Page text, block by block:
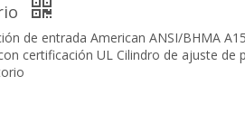
de entrada American ANSI/BHMA
certificación UL Cilindro de ajuste de